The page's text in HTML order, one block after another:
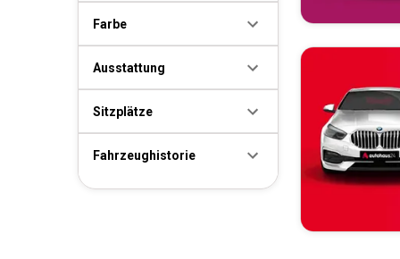
Farbe
Ausstattung
Sitzplätze
Fahrzeughistorie